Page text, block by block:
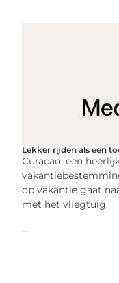
Lekker rijden als een
Curacao, een
op vakantie gaat
met het vliegtuig.
...